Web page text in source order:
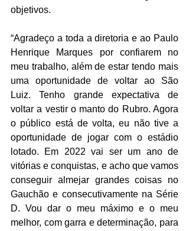
objetivos.
“Agradeço a toda a diretoria e ao Paulo
Henrique Marques por confiarem no
meu trabalho, além de estar tendo mais
uma oportunidade de voltar ao São
Luiz. Tenho grande expectativa de
voltar a vestir o manto do Rubro. Agora
o público está de volta, eu não tive a
oportunidade de jogar com o estádio
lotado. Em 2022 vai ser um ano de
vitórias e conquistas, e acho que vamos
conseguir almejar grandes coisas no
Gauchão e consecutivamente na Série
D. Vou dar o meu máximo e o meu
melhor, com garra e determinação, para